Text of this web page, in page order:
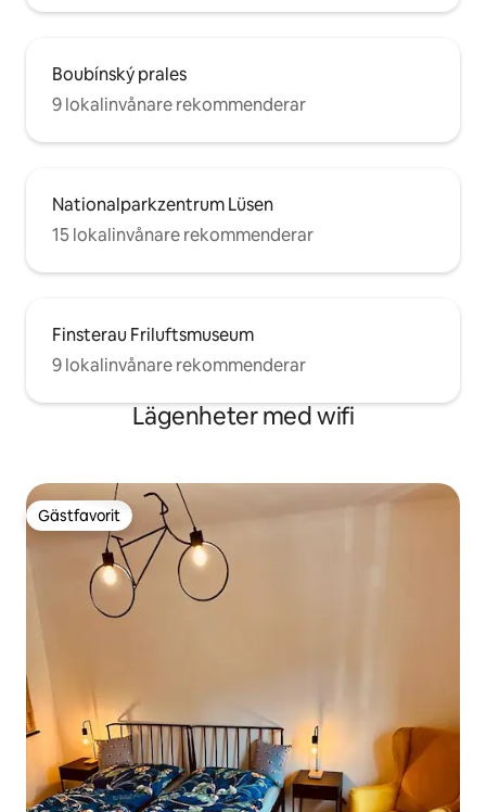
Boubínský prales
9 lokalinvånare rekommenderar
Nationalparkzentrum Lüsen
15 lokalinvånare rekommenderar
Finsterau Friluftsmuseum
9 lokalinvånare rekommenderar
Lägenheter med wifi
Gästfavorit
Gästfavorit